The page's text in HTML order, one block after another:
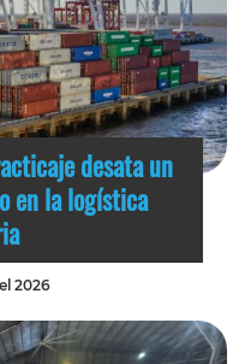
desata un
en la logística
2026